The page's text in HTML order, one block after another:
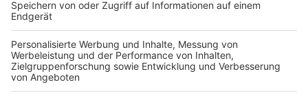
TOP-VEREINE
TOP-PARTNER